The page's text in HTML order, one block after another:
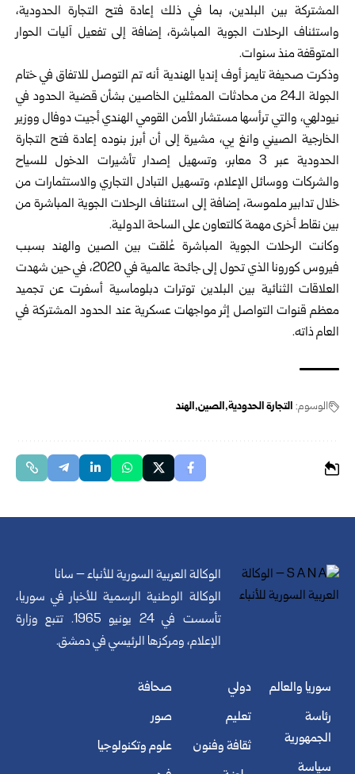
المشتركة بين البلدين، بما في ذلك إعادة فتح التجارة الحدودية،
واستئناف الرحلات الجوية المباشرة، إضافة إلى تفعيل آليات الحوار
المتوقفة منذ سنوات.
وذكرت صحيفة تايمز أوف إنديا الهندية أنه تم التوصل للاتفاق في ختام
الجولة الـ24 من محادثات الممثلين الخاصين بشأن قضية الحدود في
نيودلهي، والتي ترأسها مستشار الأمن القومي الهندي أجيت دوفال ووزير
الخارجية الصيني وانغ يي، مشيرة إلى أن أبرز بنوده إعادة فتح التجارة
الحدودية عبر 3 معابر، وتسهيل إصدار تأشيرات الدخول للسياح
والشركات ووسائل الإعلام، وتسهيل التبادل التجاري والاستثمارات من
خلال تدابير ملموسة، إضافة إلى استئناف الرحلات الجوية المباشرة من
بين نقاط أخرى مهمة كالتعاون على الساحة الدولية.
وكانت الرحلات الجوية المباشرة عُلقت بين الصين والهند بسبب
فيروس كورونا الذي تحول إلى جائحة عالمية في 2020، في حين شهدت
العلاقات الثنائية بين البلدين توترات دبلوماسية أسفرت عن تجميد
معظم قنوات التواصل إثر مواجهات عسكرية عند الحدود المشتركة في
العام ذاته.
الوسوم: التجارة الحدودية الصين الهند
الوكالة العربية السورية للأنباء – سانا
الوكالة الوطنية الرسمية للأخبار في سوريا،
تأسست في 24 يونيو 1965. تتبع وزارة
الإعلام، ومركزها الرئيسي في دمشق.
سوريا والعالم
رئاسة
الجمهورية
سياسة
دولي
تعليم
ثقافة وفنون
صحافة
صور
علوم وتكنولوجيا